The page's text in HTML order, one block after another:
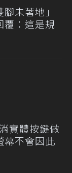
未著地」
覆：這是規
實體按鍵做
不會因此